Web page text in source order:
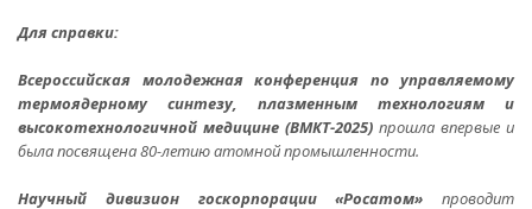
Для справки:
Всероссийская молодежная конференция по управляемому
термоядерному синтезу, плазменным технологиям и
высокотехнологичной медицине (ВМКТ-2025) прошла впервые и
была посвящена 80-летию атомной промышленности.
Научный дивизион госкорпорации «Росатом» проводит